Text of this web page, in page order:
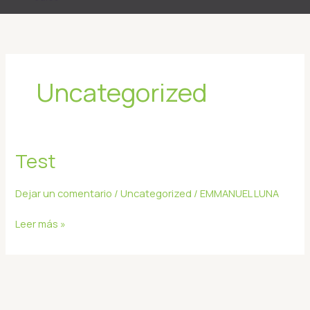
Uncategorized
Test
Dejar un comentario /Uncategorized /EMMANUEL LUNA
Test
Leer más »